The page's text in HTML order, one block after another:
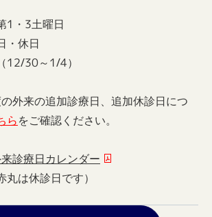
1・3土曜日
・休日
12/30～1/4）
外来の追加診療日、追加休診日につ
らをご確認ください。
診療日カレンダー
丸は休診日です）